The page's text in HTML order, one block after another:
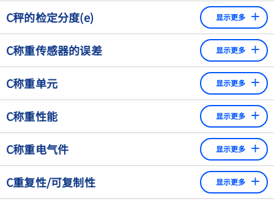
对于带有模拟指示器的秤来说，指对应于两个连续的刻度标
记的数值之间的差。对于带有数字显示的秤来说，这是最小
的数字步长，即任何两个连续指示值之间的差。
C秤的检定分度(e) 显示更多
以法定质量单位（mg、g、kg、ct）表示的秤的分度。这种
划分用于区分天平和秤，并指出允差。
C称重传感器的误差 显示更多
温度误差：与理想线的偏差（作为偏移或作为斜率误差）
线性误差：与理想线的偏差，在半负荷时将达到最大
滞后误差“逐步加载和卸载时与理想线的偏差
蠕变误差：由于与时间有关的性能而导致的对理想线的偏
差
可重复性误差：在几次称量后对理想线的偏差s
C称重单元 显示更多
称重传感器，旨在将重量转换成与质量有关的电信号。在
现代衡器中主要使用两种原理的称重传感器。带应变片
（SG）的秤和根据电磁力补偿（EFC）原理操作的秤。
SG称重单元：在SG称重单元上，应变片（SG）被应用于
一个弹性体。应变片电阻根据其机械负荷而改变。这些电
阻变化被测量和评估。因此，SG称重单元主要需要系统
主体的变形，从而限制了SG称重单元对非常快速的称重
C称重性能 显示更多
在从计量学方面确定（衡器的）测量误差。根据检定要求，
用于测试衡器称重性能的砝码与该衡器的最大允许误差的偏
差不得超过1/3。
C称重电气件 显示更多
称重电气件指的是评估来自称重传感器的信号或传输或显示
来自衡器的测量结果/重量值的产品。在称重电气件的帮助
下，可以对测量结果进行校正，必要时还可以重新校准（也
C重复性/可复制性 显示更多